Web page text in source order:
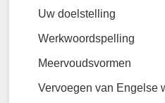
Uw doelstelling
Werkwoordspelling
Meervoudsvormen
Vervoegen van Engelse